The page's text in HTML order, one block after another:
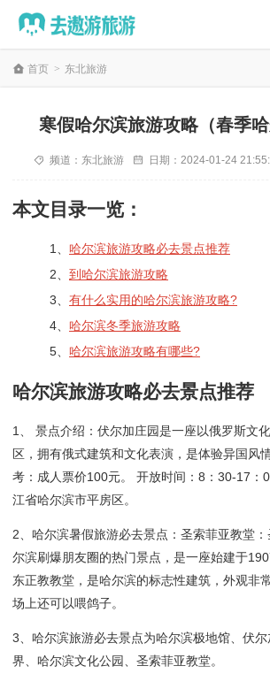
首页 > 东北旅游
寒假哈尔滨旅游攻略（春季哈
频道： 东北旅游 日期： 2024-01-24
本文目录一览：
1、 哈尔滨旅游攻略必去景点推荐
2、 到哈尔滨旅游攻略
3、 有什么实用的哈尔滨旅游攻略?
4、 哈尔滨冬季旅游攻略
5、 哈尔滨旅游攻略有哪些?
哈尔滨旅游攻略必去景点推荐
1、 景点介绍：伏尔加庄园是一座以俄罗斯文
区，拥有俄式建筑和文化表演，是体验异国风
考：成人票价100元。 开放时间：8：30-17：
江省哈尔滨市平房区。
2、哈尔滨暑假旅游必去景点：圣索菲亚教堂
尔滨刷爆朋友圈的热门景点，是一座始建于
东正教教堂，是哈尔滨的标志性建筑，外观非
场上还可以喂鸽子。
3、哈尔滨旅游必去景点为哈尔滨极地馆、伏
界、哈尔滨文化公园、圣索菲亚教堂。